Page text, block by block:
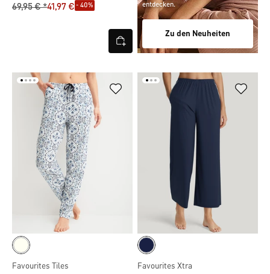
69,95 € *41,97 € - 40%
entdecken.
Zu den Neuheiten
Favourites Tiles
Favourites Xtra